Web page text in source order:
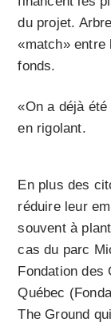
du projet.
«match» entre
fonds.
«On a déjà
en rigolant.
En plus des
réduire leur
souvent à
cas du parc
Fondation
Québec
The Ground